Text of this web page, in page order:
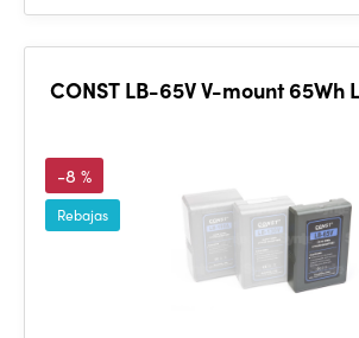
CONST LB-65V V-mount
-8 %
Rebajas